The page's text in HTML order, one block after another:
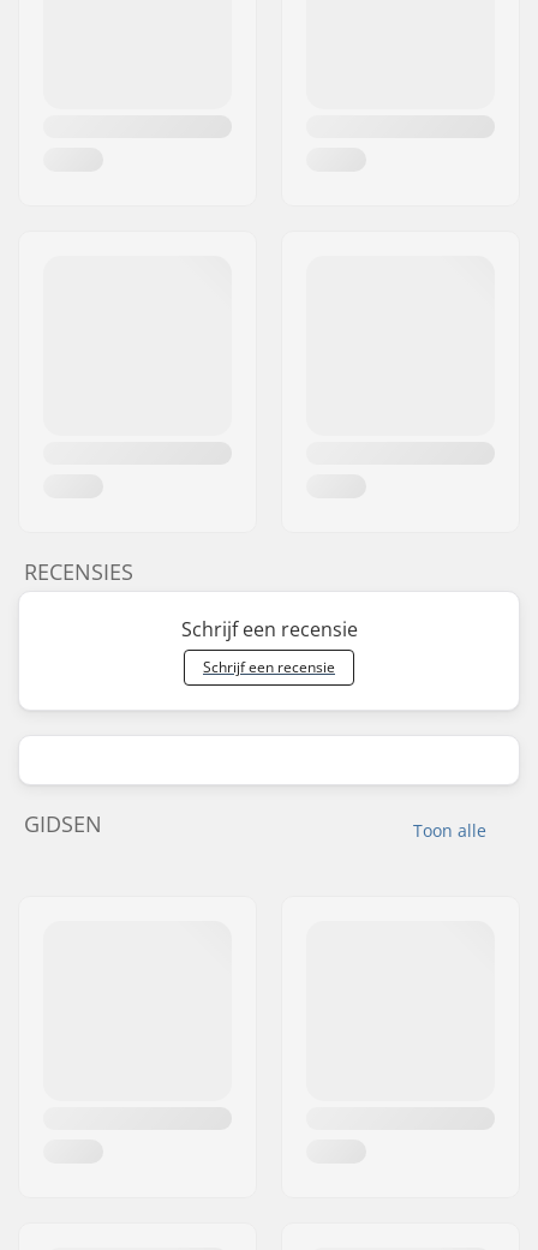
RECENSIES
Schrijf een recensie
Schrijf een recensie
Toon alle
GIDSEN